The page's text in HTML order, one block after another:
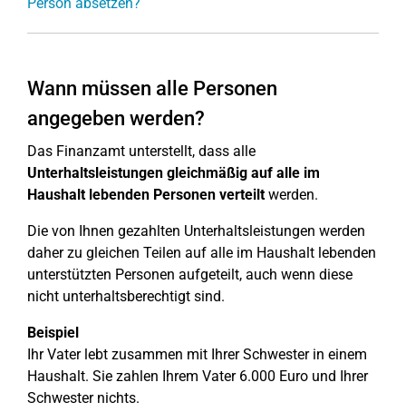
Wann müssen alle Personen
angegeben werden?
Das Finanzamt unterstellt, dass alle
Unterhaltsleistungen gleichmäßig auf alle im
Haushalt lebenden Personen verteiltwerden.
Die von Ihnen gezahlten Unterhaltsleistungen werden
daher zu gleichen Teilen auf alle im Haushalt lebenden
unterstützten Personen aufgeteilt, auch wenn diese
nicht unterhaltsberechtigt sind.
Beispiel
Ihr Vater lebt zusammen mit Ihrer Schwester in einem
Haushalt. Sie zahlen Ihrem Vater 6.000 Euro und Ihrer
Schwester nichts.